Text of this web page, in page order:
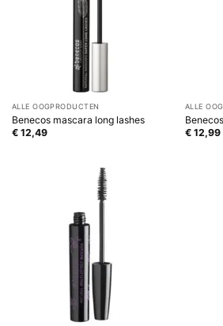
ALLE OOGPRODUCTEN
Benecos mascara long lashes
€12,49
ALLE
€12,99